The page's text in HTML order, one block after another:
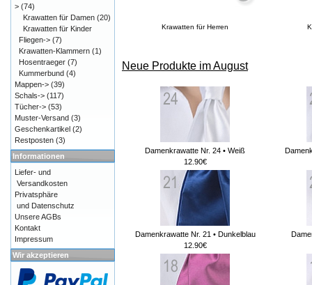
Krawatten für Herren
Neue Produkte im August
Damenkrawatte Nr. 24 • Weiß
12.90€
Damenkrawatte Nr. 21 • Dunkelblau
12.90€
> (74)
Krawatten für Damen (20)
Krawatten für Kinder
Fliegen-> (7)
Krawatten-Klammern (1)
Hosentraeger (7)
Kummerbund (4)
Mappen-> (39)
Schals-> (117)
Tücher-> (53)
Muster-Versand (3)
Geschenkartikel (2)
Restposten (3)
Informationen
Liefer- und
Versandkosten
Privatsphäre
und Datenschutz
Unsere AGBs
Kontakt
Impressum
Wir akzeptieren